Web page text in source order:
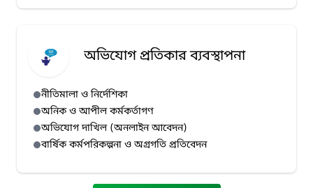
অভিযোগ প্রতিকার ব্যবস্থাপনা
নীতিমালা ও নির্দেশিকা
অনিক ও আপীল কর্মকর্তাগণ
অভিযোগ দাখিল (অনলাইন আবেদন)
বার্ষিক কর্মপরিকল্পনা ও অগ্রগতি প্রতিবেদন